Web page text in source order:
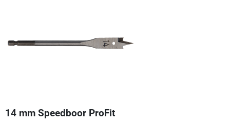
14 mm Speedboor ProFit